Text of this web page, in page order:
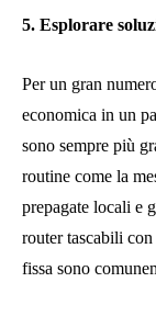
5. Esplorare
Per un gran
economica in un
sono sempre più
routine come la
prepagate locali e
router tascabili
fissa sono